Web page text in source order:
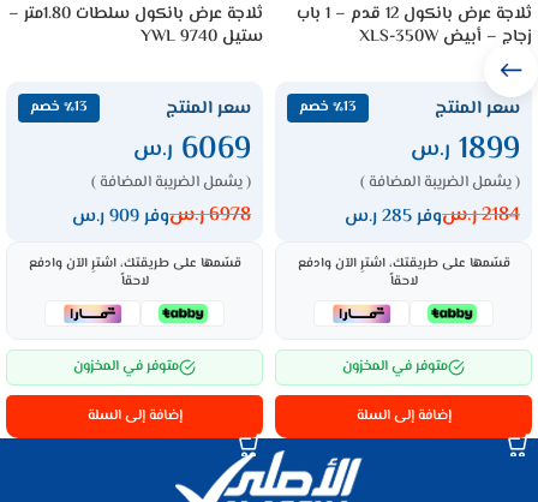
ثلاجة عرض بانكول 12 قدم – 1 باب
زجاج – أبيض XLS-350W
سعر المنتج ٪13 خصم
1899 ر.س
( يشمل الضريبة المضافة )
2184ر.سوفر 285 ر.س
قسّمها على طريقتك، اشترِ الآن وادفع
لاحقاً
متوفر في المخزون
إضافة إلى السلة
ثلاجة عرض بانكول سلطات 1.80متر –
ستيل YWL 9740
سعر المنتج ٪13 خصم
6069 ر.س
( يشمل الضريبة المضافة )
6978ر.سوفر 909 ر.س
قسّمها على طريقتك، اشترِ الآن وادفع
لاحقاً
متوفر في المخزون
إضافة إلى السلة